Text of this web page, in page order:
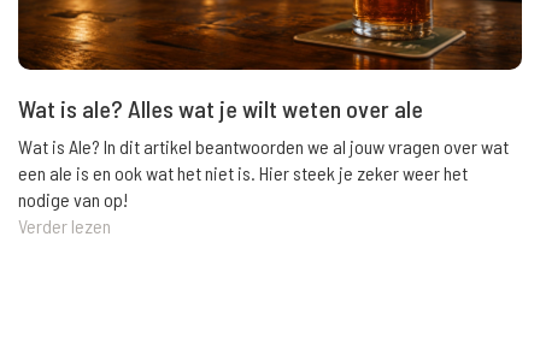
Wat is ale? Alles wat je wilt weten over ale
Wat is Ale? In dit artikel beantwoorden we al jouw vragen over wat
een ale is en ook wat het niet is. Hier steek je zeker weer het
nodige van op!
Verder lezen